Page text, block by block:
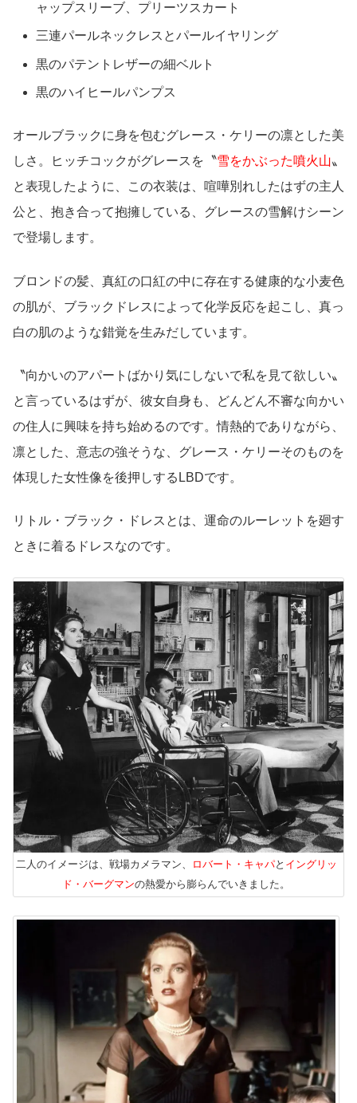
ャップスリーブ、プリーツスカート
三連パールネックレスとパールイヤリング
黒のパテントレザーの細ベルト
黒のハイヒールパンプス
オールブラックに身を包むグレース・ケリーの凛とした美
しさ。ヒッチコックがグレースを〝雪をかぶった噴火山〟
と表現したように、この衣装は、喧嘩別れしたはずの主人
公と、抱き合って抱擁している、グレースの雪解けシーン
で登場します。
ブロンドの髪、真紅の口紅の中に存在する健康的な小麦色
の肌が、ブラックドレスによって化学反応を起こし、真っ
白の肌のような錯覚を生みだしています。
〝向かいのアパートばかり気にしないで私を見て欲しい〟
と言っているはずが、彼女自身も、どんどん不審な向かい
の住人に興味を持ち始めるのです。情熱的でありながら、
凛とした、意志の強そうな、グレース・ケリーそのものを
体現した女性像を後押しするLBDです。
リトル・ブラック・ドレスとは、運命のルーレットを廻す
ときに着るドレスなのです。
二人のイメージは、戦場カメラマン、 ロバート・キャパと イングリッ
ド・バーグマンの熱愛から膨らんでいきました。